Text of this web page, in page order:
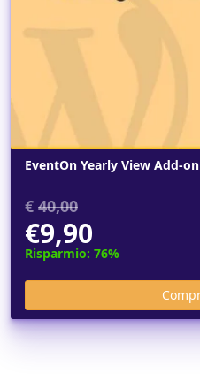
EventOn Yearly View Add-on
€ 40,00
€9,90
Risparmio: 76%